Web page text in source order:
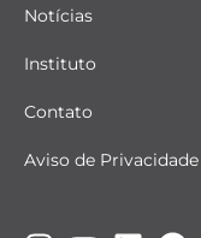
Notícias
Instituto
Contato
Aviso de Privacidade